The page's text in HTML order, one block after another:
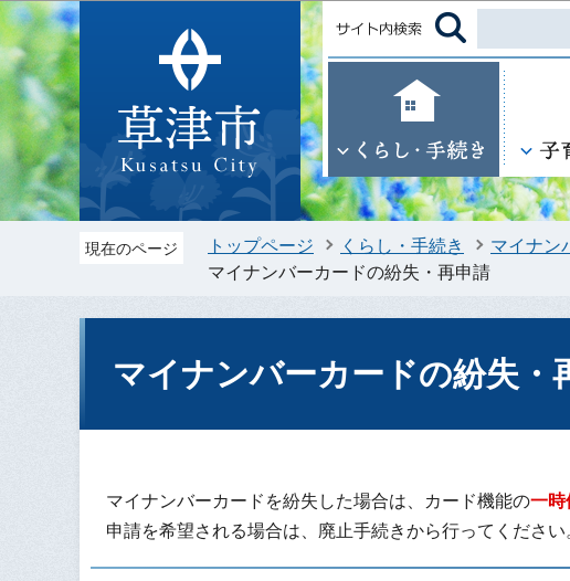
現在のページ トップページ くらし・手続き マイナン
マイナンバーカードの紛失・再申請
マイナンバーカードの紛失・
マイナンバーカードを紛失した場合は、カード機能の一時
申請を希望される場合は、廃止手続きから行ってください